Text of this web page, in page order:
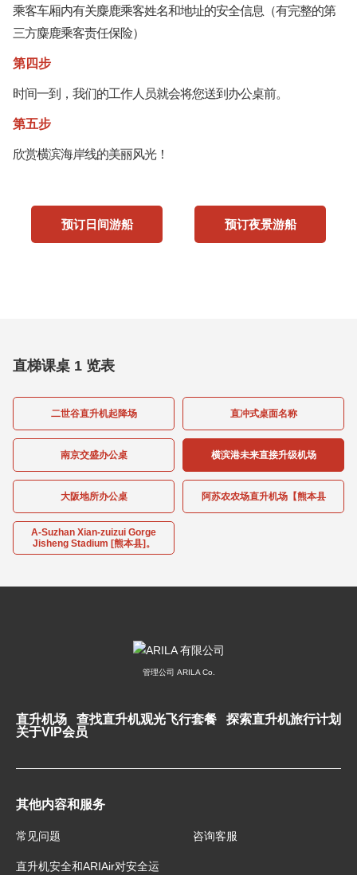
乘客车厢内有关麋鹿乘客姓名和地址的安全信息（有完整的第
三方麋鹿乘客责任保险）
第四步
时间一到，我们的工作人员就会将您送到办公桌前。
第五步
欣赏横滨海岸线的美丽风光！
预订日间游船 预订夜景游船
直梯课桌 1 览表
二世谷直升机起降场 直冲式桌面名称
南京交盛办公桌 横滨港未来直接升级机场
大阪地所办公桌 阿苏农农场直升机场【熊本县
A-Suzhan Xian-zuizui Gorge
Jisheng Stadium [熊本县]。
管理公司 ARILA Co.
直升机场 查找直升机观光飞行套餐
探索直升机旅行计划
关于VIP会员
其他内容和服务
常见问题 咨询客服
直升机安全和ARIAir对安全运